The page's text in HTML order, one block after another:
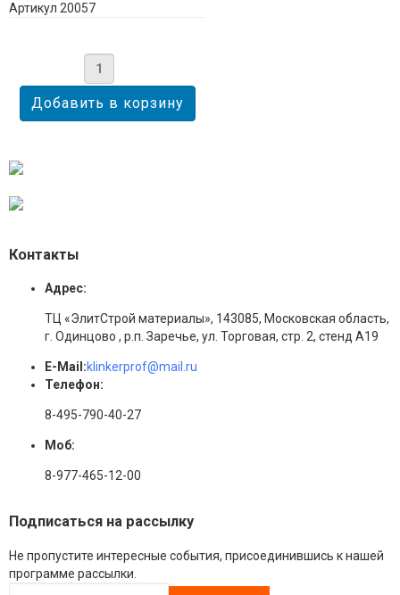
Артикул 20057
Контакты
Адрес:
ТЦ «ЭлитСтрой материалы», 143085, Московская область,
г. Одинцово , р.п. Заречье, ул. Торговая, стр. 2, стенд А19
E-Mail:klinkerprof@mail.ru
Телефон:
8-495-790-40-27
Моб:
8-977-465-12-00
Подписаться на рассылку
Не пропустите интересные события, присоединившись к нашей
программе рассылки.